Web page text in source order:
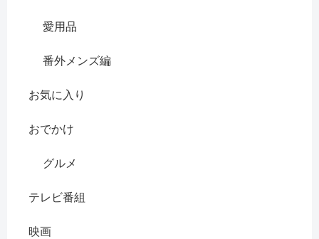
愛用品
番外メンズ編
お気に入り
おでかけ
グルメ
テレビ番組
映画